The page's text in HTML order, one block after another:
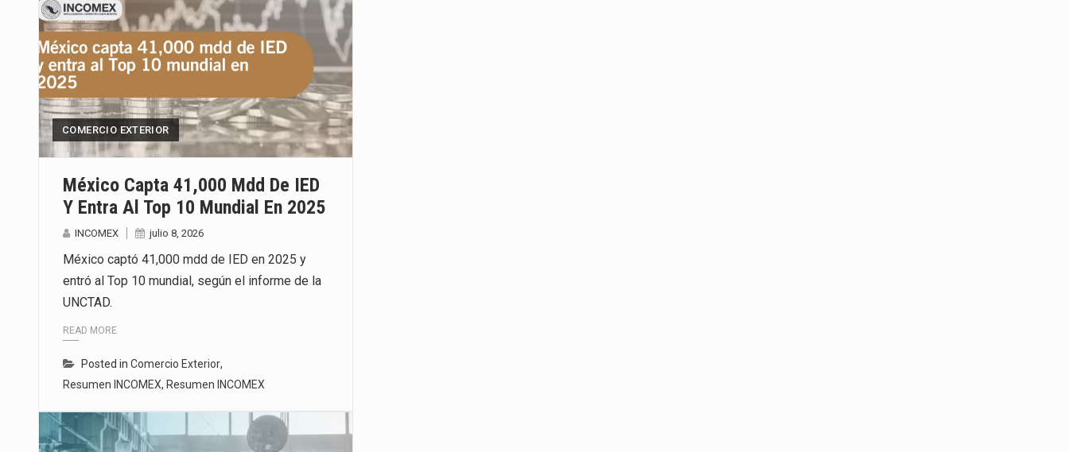
El derecho a la previsibilidad de los horarios de trabajo en turnos rotativos podría ser…
La industria manufacturera de exportación afiliada a Index en Nuevo León ha alcanzado hasta 10%…
Las métricas tradicionales de los parques industriales —absorción, ocupación y metros cuadrados desarrollados— resultan insuficientes…
El superávit comercial de México con Estados Unidos alcanzó 102,581 millones de dólares (mdd) en…
COMERCIO EXTERIOR
México Capta 41,000 Mdd De IED
Y Entra Al Top 10 Mundial En 2025
INCOMEX julio 8, 2026
México captó 41,000 mdd de IED en 2025 y
entró al Top 10 mundial, según el informe de la
UNCTAD.
READ MORE
Posted in Comercio Exterior,
Resumen INCOMEX, Resumen INCOMEX